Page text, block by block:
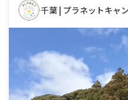
千葉 | プラネットキャ